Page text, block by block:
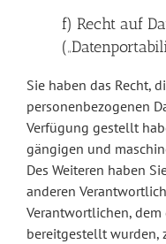
f) Recht auf
Sie haben das Recht,
personenbezogenen
Verfügung gestellt
gängigen und
Des Weiteren haben
anderen
Verantwortlichen,
bereitgestellt wurden,